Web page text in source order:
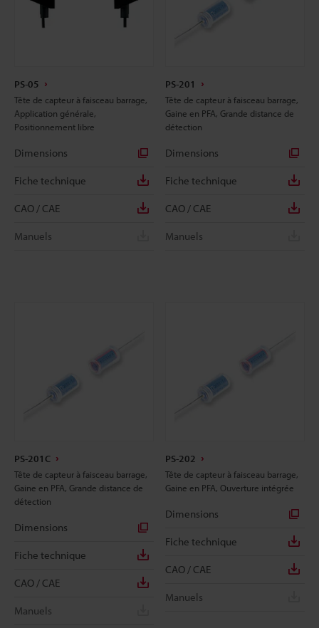
PS-05
Tête de capteur à faisceau barrage,
Application générale,
Positionnement libre
Dimensions
Fiche technique
CAO / CAE
Manuels
PS-201
Tête de capteur à faisceau barrage,
Gaine en PFA, Grande distance de
détection
Dimensions
Fiche technique
CAO / CAE
Manuels
PS-201C
Tête de capteur à faisceau barrage,
Gaine en PFA, Grande distance de
détection
Dimensions
Fiche technique
CAO / CAE
Manuels
PS-202
Tête de capteur à faisceau barrage,
Gaine en PFA, Ouverture intégrée
Dimensions
Fiche technique
CAO / CAE
Manuels